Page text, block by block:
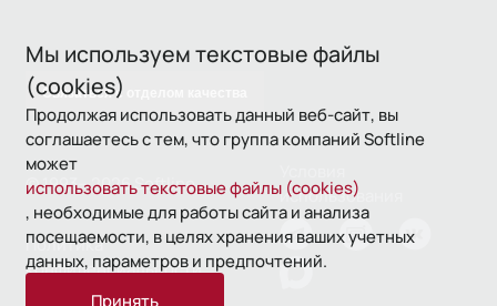
Мы используем текстовые файлы
(cookies)
Продолжая использовать данный веб-сайт, вы
соглашаетесь с тем, что группа компаний Softline
может
использовать текстовые файлы (cookies)
, необходимые для работы сайта и анализа
посещаемости, в целях хранения ваших учетных
данных, параметров и предпочтений.
Принять
Связаться с отделом качества
© 1993—2026 Softline
использования
Политика
конфиденциальности